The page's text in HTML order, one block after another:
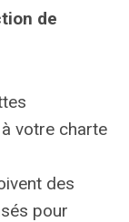
de
votre charte
des
pour